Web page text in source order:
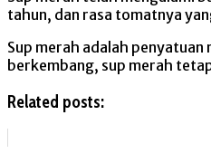
tahun, dan rasa tomatnya
Sup merah adalah
berkembang, sup merah
Related posts: